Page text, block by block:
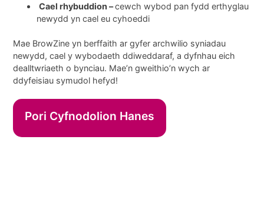
Cael rhybuddion –cewch wybod pan fydd erthyglau
newydd yn cael eu cyhoeddi
Mae BrowZine yn berffaith ar gyfer archwilio syniadau
newydd, cael y wybodaeth ddiweddaraf, a dyfnhau eich
dealltwriaeth o bynciau. Mae’n gweithio’n wych ar
ddyfeisiau symudol hefyd!
Pori Cyfnodolion Hanes